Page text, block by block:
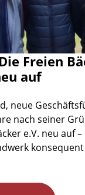
Freien
auf
neue
nach seiner
e.V. neu auf